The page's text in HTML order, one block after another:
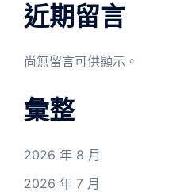
近期留言
尚無留言可供顯示。
彙整
2026 年 8 月
2026 年 7 月